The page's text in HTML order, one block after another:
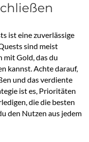
ist eine zuverlässige
sind meist
mit Gold, das du
kannst. Achte darauf,
und das verdiente
ist es, Prioritäten
die die besten
den Nutzen aus jedem